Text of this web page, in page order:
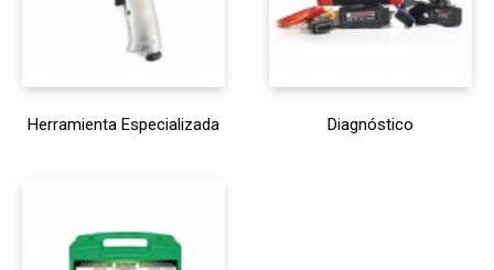
Herramienta Especializada Diagnóstico